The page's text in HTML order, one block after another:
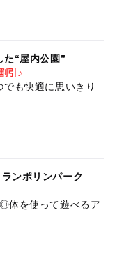
た“屋内公園”
引♪
も快適に思いきり
ンポリンパーク
体を使って遊べるア